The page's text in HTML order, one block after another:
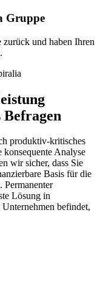
Gruppe
und haben Ihren
produktiv-kritisches
Analyse
wir sicher, dass Sie
Basis für die
Permanenter
Lösung in
befindet,